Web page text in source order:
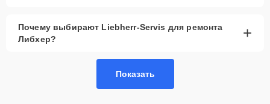
Почему выбирают Liebherr-Servis для ремонта
Либхер?
+
Показать